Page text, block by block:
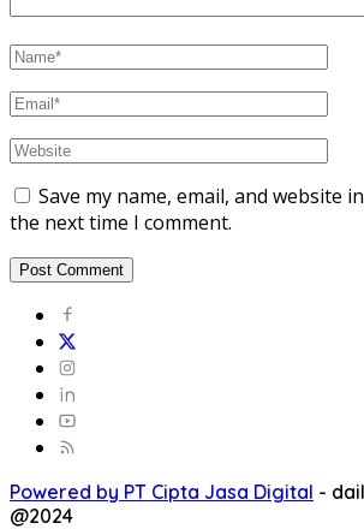
Save my name, email, and website
the next time I comment.
Powered by PT Cipta Jasa Digital -
@2024